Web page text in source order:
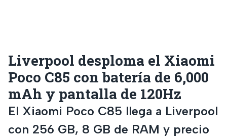
Liverpool desploma el Xiaomi
Poco C85 con batería de 6,000
mAh y pantalla de 120Hz
El Xiaomi Poco C85 llega a Liverpool
con 256 GB, 8 GB de RAM y precio